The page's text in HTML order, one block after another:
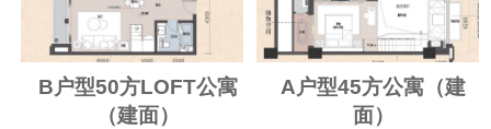
B户型50方LOFT公寓
（建面）
A户型45方公寓（建
面）